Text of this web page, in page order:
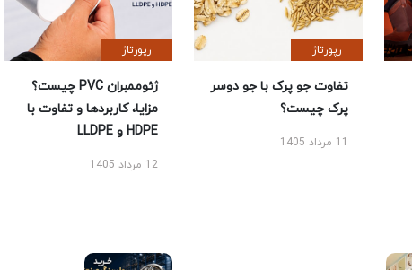
رپورتاژ
تفاوت جو پرک با جو دوسر
پرک چیست؟
11 مرداد 1405
رپورتاژ
ژئوممبران PVC چیست؟
مزایا، کاربردها و تفاوت با
HDPE و LLDPE
12 مرداد 1405